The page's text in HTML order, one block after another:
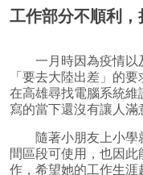
工作部分不順利
一月時因為疫情以
「要去大陸出差」的
在高雄尋找電腦系統
寫的當下還沒有讓人滿
隨著小朋友上小學
間區段可使用，也因
作，希望她的工作生涯